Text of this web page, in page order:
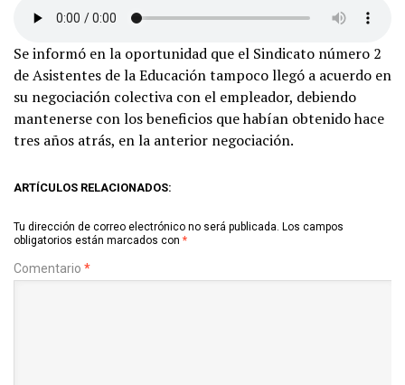
Se informó en la oportunidad que el Sindicato número 2
de Asistentes de la Educación tampoco llegó a acuerdo en
su negociación colectiva con el empleador, debiendo
mantenerse con los beneficios que habían obtenido hace
tres años atrás, en la anterior negociación.
ARTÍCULOS RELACIONADOS:
Tu dirección de correo electrónico no será publicada. Los campos
obligatorios están marcados con *
Comentario *